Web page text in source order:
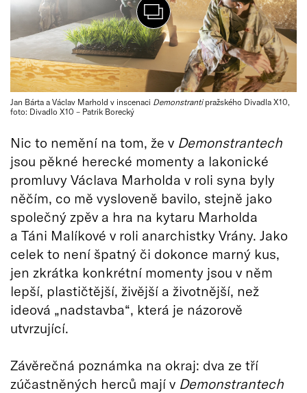
Jan Bárta a Václav Marhold v inscenaci Demonstrantipražského Divadla X10,
foto: Divadlo X10 – Patrik Borecký
Nic to nemění na tom, že v Demonstrantech
jsou pěkné herecké momenty a lakonické
promluvy Václava Marholda v roli syna byly
něčím, co mě vysloveně bavilo, stejně jako
společný zpěv a hra na kytaru Marholda
a Táni Malíkové v roli anarchistky Vrány. Jako
celek to není špatný či dokonce marný kus,
jen zkrátka konkrétní momenty jsou v něm
lepší, plastičtější, živější a životnější, než
ideová „nadstavba“, která je názorově
utvrzující.
Závěrečná poznámka na okraj: dva ze tří
zúčastněných herců mají v Demonstrantech